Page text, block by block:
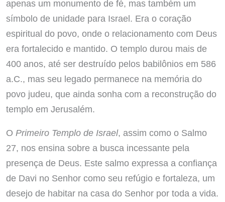
apenas um monumento de fé, mas também um
símbolo de unidade para Israel. Era o coração
espiritual do povo, onde o relacionamento com Deus
era fortalecido e mantido. O templo durou mais de
400 anos, até ser destruído pelos babilônios em 586
a.C., mas seu legado permanece na memória do
povo judeu, que ainda sonha com a reconstrução do
templo em Jerusalém.
O Primeiro Templo de Israel, assim como o Salmo
27, nos ensina sobre a busca incessante pela
presença de Deus. Este salmo expressa a confiança
de Davi no Senhor como seu refúgio e fortaleza, um
desejo de habitar na casa do Senhor por toda a vida.